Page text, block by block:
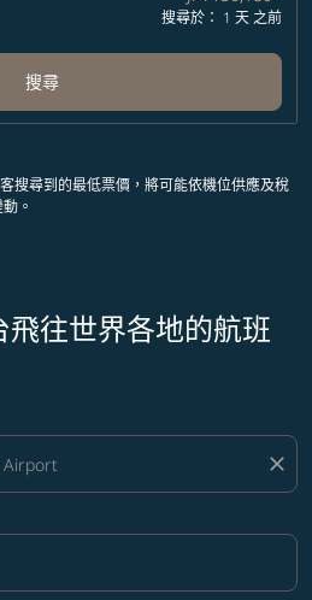
搜尋於： 1 天 之前
搜尋
搜尋到的最低票價，將可能依機位供應及稅
。
往世界各地的航班
close